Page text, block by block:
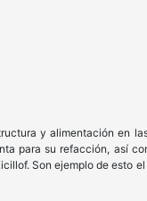
y alimentación en
para su refacción, así
Son ejemplo de esto